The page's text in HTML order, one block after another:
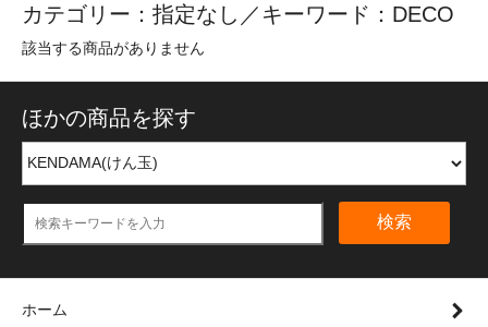
カテゴリー：指定なし／キーワード：DECO
該当する商品がありません
ほかの商品を探す
検索
ホーム